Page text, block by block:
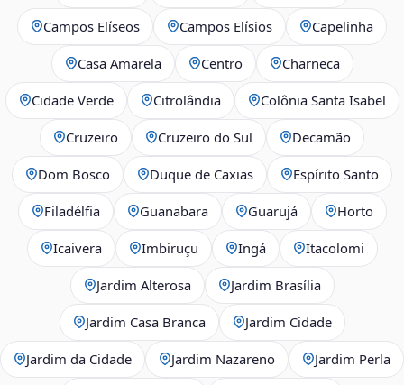
Campos Elíseos Campos Elísios Capelinha
Casa Amarela Centro Charneca
Cidade Verde Citrolândia Colônia Santa Isabel
Cruzeiro Cruzeiro do Sul Decamão
Dom Bosco Duque de Caxias Espírito Santo
Filadélfia Guanabara Guarujá Horto
Icaivera Imbiruçu Ingá Itacolomi
Jardim Alterosa Jardim Brasília
Jardim Casa Branca Jardim Cidade
Jardim da Cidade Jardim Nazareno Jardim Perla